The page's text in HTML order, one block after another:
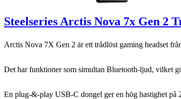
Steelseries Arctis Nova 7x Gen 2
Arctis Nova 7X Gen 2 är ett trådlöst gaming headset
Det har funktioner som simultan Bluetooth-ljud, vilket
En plug-&-play USB-C dongel ger en hög hastighet på